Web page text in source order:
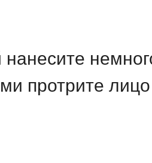
протрите